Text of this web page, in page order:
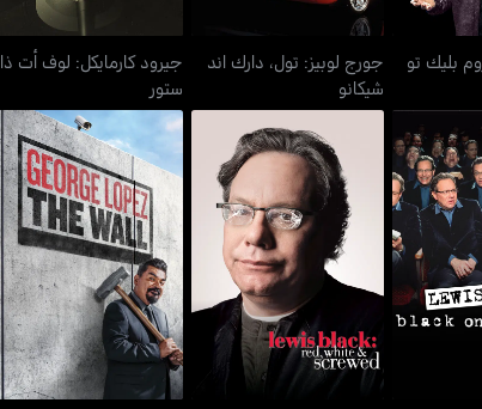
بليك تو
جورج لوبيز: تول، دارك اند
شيكانو
جيرود كارمايكل: لوف أت ذا
ستور
أون
لويس بلاك: ريد، وايت آند
سكرود
جورج لوبيز: ذا وول